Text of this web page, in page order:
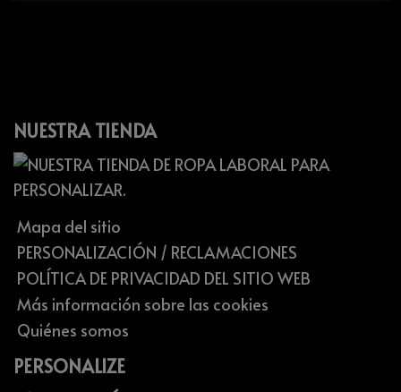
NUESTRA TIENDA
Mapa del sitio
PERSONALIZACIÓN / RECLAMACIONES
POLÍTICA DE PRIVACIDAD DEL SITIO WEB
Más información sobre las cookies
Quiénes somos
PERSONALIZE